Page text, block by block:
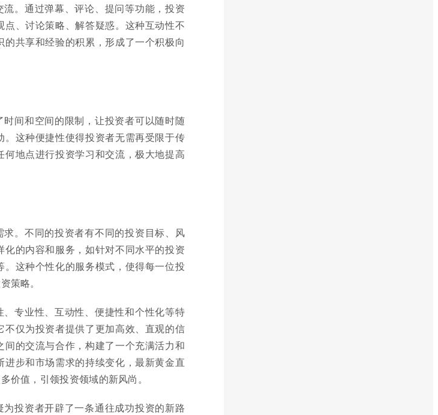
。通过弹幕、评论、提问等功能，投资
、讨论策略、解答疑惑。这种互动性不
共享和经验的积累，形成了一个积极向
间和空间的限制，让投资者可以随时随
这种便捷性使得投资者无需再受限于传
地点进行投资学习和交流，极大地提高
。不同的投资者有不同的投资目标、风
的内容和服务，如针对不同水平的投资
这种个性化的服务模式，使得每一位投
策略。
专业性、互动性、便捷性和个性化等特
仅为投资者提供了更加高效、直观的信
的交流与合作，构建了一个充满活力和
步和市场需求的持续变化，最新黄金直
价值，引领投资领域的新风尚。
投资者开辟了一条通往成功投资的新路